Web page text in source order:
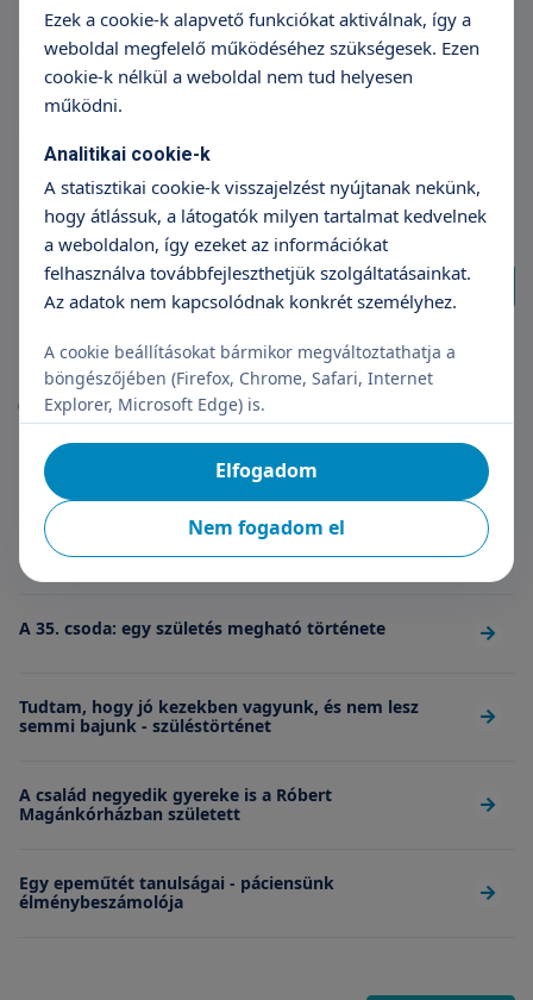
Gasztroenterológus szakorvos Budaörs
Diabetológus szakorvos Budaörs
További találat
Magazinok
(10 db találat)
Szülés után 3 héttel mehettünk haza először
Kívánjuk minden párnak, hogy ilyen orvosa legyen
A 35. csoda: egy születés megható története
Tudtam, hogy jó kezekben vagyunk, és nem lesz
semmi bajunk - szüléstörténet
A család negyedik gyereke is a Róbert
Magánkórházban született
Egy epeműtét tanulságai - páciensünk
élménybeszámolója
Ezek a cookie-k alapvető funkciókat aktiválnak, így a
weboldal megfelelő működéséhez szükségesek. Ezen
cookie-k nélkül a weboldal nem tud helyesen
működni.
Analitikai cookie-k
A statisztikai cookie-k visszajelzést nyújtanak nekünk,
hogy átlássuk, a látogatók milyen tartalmat kedvelnek
a weboldalon, így ezeket az információkat
felhasználva továbbfejleszthetjük szolgáltatásainkat.
Az adatok nem kapcsolódnak konkrét személyhez.
A cookie beállításokat bármikor megváltoztathatja a
böngészőjében (Firefox, Chrome, Safari, Internet
Explorer, Microsoft Edge) is.
Nem fogadom el
Elfogadom